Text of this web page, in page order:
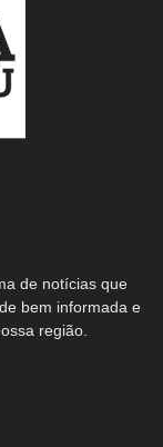
de notícias que
bem informada e
região.